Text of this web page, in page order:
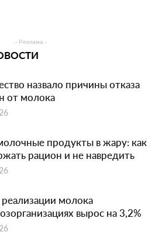
- Реклама -
назвало причины отказа
от молока
продукты в жару: как
рацион и не навредить
молока
вырос на 3,2%